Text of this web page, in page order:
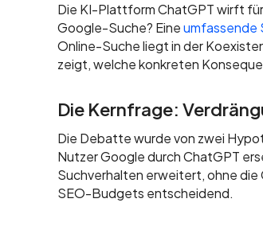
Die KI-Plattform ChatGPT wirft
Google-Suche? Eineumfassende
Online-Suche liegt in der
zeigt, welche konkreten
Die Kernfrage:
Die Debatte wurde von zwei
Nutzer Google durch ChatGPT
Suchverhalten erweitert, ohne
SEO-Budgets entscheidend.